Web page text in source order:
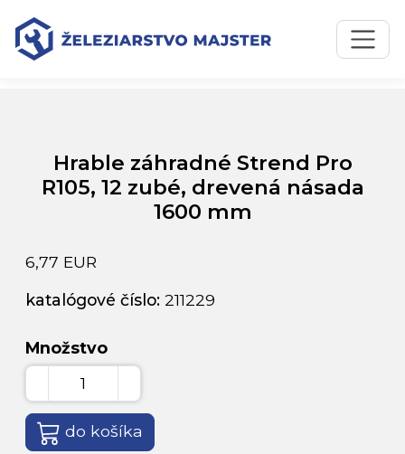
Preskočiť na obsah
Preskočiť na hlavné menu
Úvodná stránka
Hrable záhradné Strend Pro R105, 12 zubé, drevená násada
1600 mm
Hrable záhradné Strend Pro
R105, 12 zubé, drevená násada
1600 mm
6,77 EUR
katalógové číslo: 211229
Množstvo
do košíka